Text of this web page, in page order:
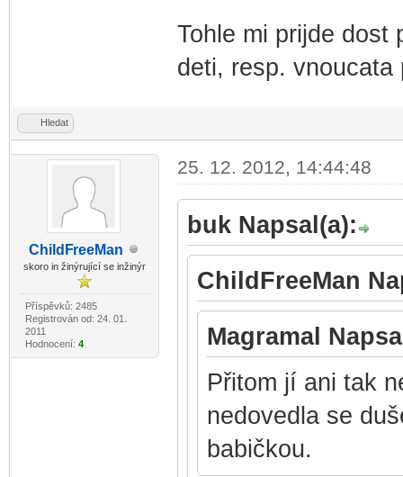
Tohle mi prijde dost
deti, resp.
Hledat
ChildFreeMan
skoro in žinýrující se inžinýr
Příspěvků: 2485
Registrován od: 24. 01.
2011
Hodnocení: 4
25. 12. 2012, 14:44:48
buk Napsal(a):
ChildFreeMan
Magramal
Přitom jí ani tak
nedovedla se
babičkou.